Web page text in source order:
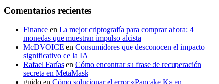
Comentarios recientes
Finance en La mejor criptografía para comprar ahora: 4
monedas que muestran impulso alcista
McDVOICE en Consumidores que desconocen el impacto
significativo de la IA
Rafael Farías en Cómo encontrar su frase de recuperación
secreta en MetaMask
guido en Cómo solucionar el error «Pancake K» en